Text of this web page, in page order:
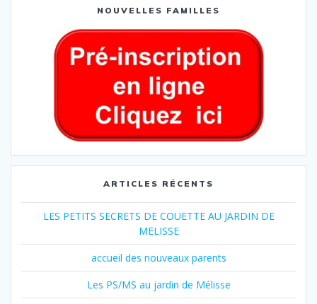
NOUVELLES FAMILLES
ARTICLES RÉCENTS
LES PETITS SECRETS DE COUETTE AU JARDIN DE
MELISSE
accueil des nouveaux parents
Les PS/MS au jardin de Mélisse